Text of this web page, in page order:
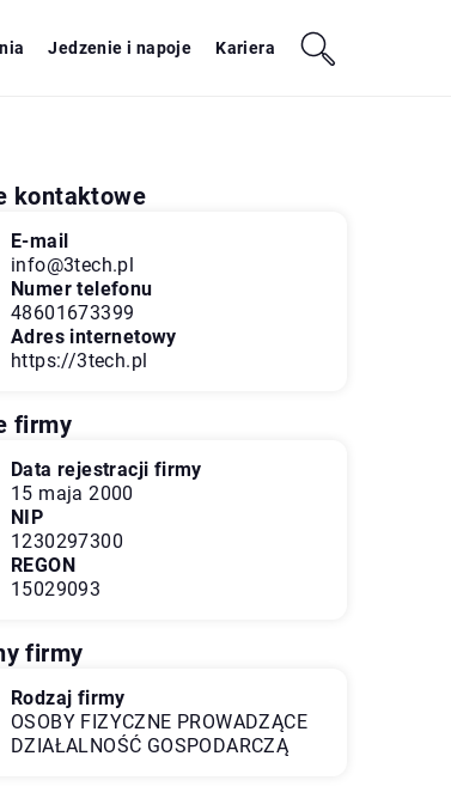
Jedzenie i napoje Kariera
kontaktowe
E-mail
info@3tech.pl
Numer telefonu
48601673399
Adres internetowy
https://3tech.pl
firmy
Data rejestracji firmy
15 maja 2000
NIP
1230297300
REGON
15029093
firmy
Rodzaj firmy
OSOBY FIZYCZNE PROWADZĄCE
DZIAŁALNOŚĆ GOSPODARCZĄ